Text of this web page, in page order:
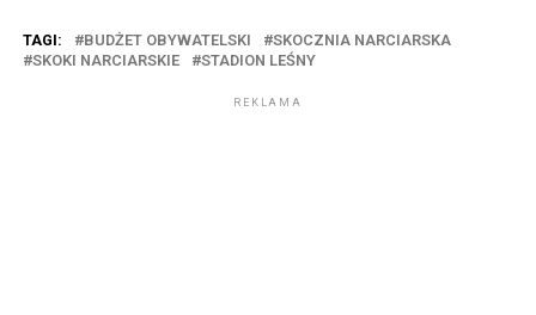
TAGI: BUDŻET OBYWATELSKI
SKOCZNIA NARCIARSKA
SKOKI NARCIARSKIE
STADION LEŚNY
REKLAMA